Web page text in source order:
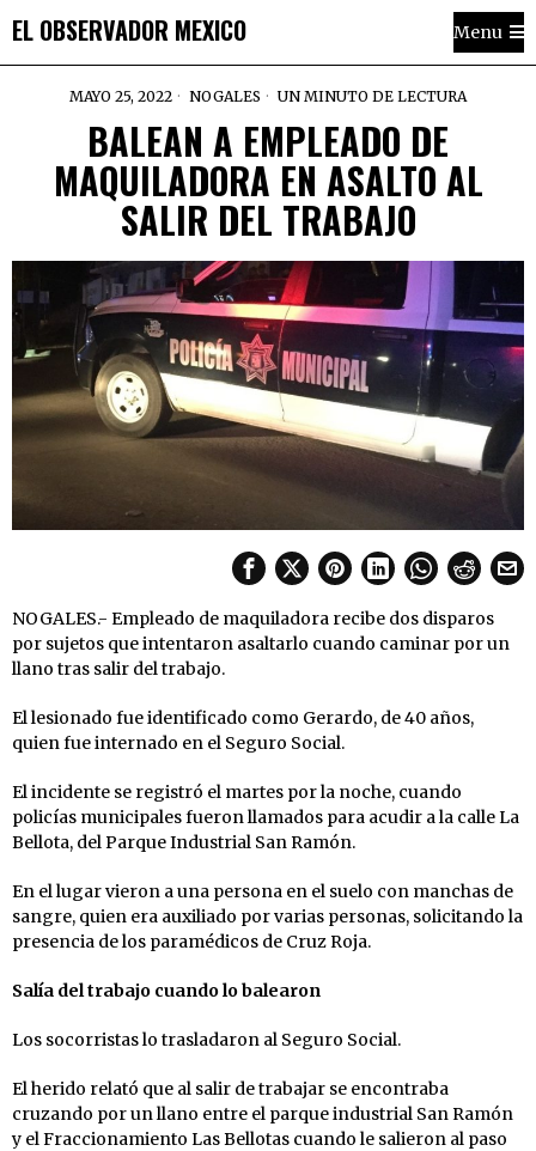
EL OBSERVADOR MEXICO Menu
MAYO 25, 2022 NOGALES UN MINUTO DE LECTURA
BALEAN A EMPLEADO DE
MAQUILADORA EN ASALTO AL
SALIR DEL TRABAJO
NOGALES.- Empleado de maquiladora recibe dos disparos
por sujetos que intentaron asaltarlo cuando caminar por un
llano tras salir del trabajo.
El lesionado fue identificado como Gerardo, de 40 años,
quien fue internado en el Seguro Social.
El incidente se registró el martes por la noche, cuando
policías municipales fueron llamados para acudir a la calle La
Bellota, del Parque Industrial San Ramón.
En el lugar vieron a una persona en el suelo con manchas de
sangre, quien era auxiliado por varias personas, solicitando la
presencia de los paramédicos de Cruz Roja.
Salía del trabajo cuando lo balearon
Los socorristas lo trasladaron al Seguro Social.
El herido relató que al salir de trabajar se encontraba
cruzando por un llano entre el parque industrial San Ramón
y el Fraccionamiento Las Bellotas cuando le salieron al paso